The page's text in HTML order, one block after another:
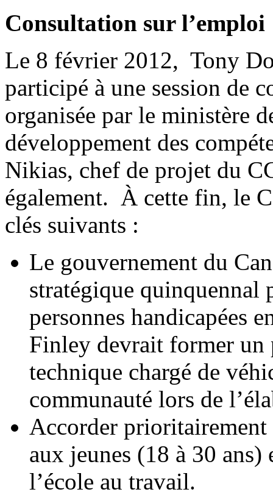
Consultation sur
Le 8 février 2012, Tony
participé à une session de
organisée par le ministère
développement des
Nikias, chef de projet du
également. À cette fin, le
clés suivants :
Le gouvernement du
stratégique quinquennal
personnes handicapées
Finley devrait former
technique chargé de
communauté lors de
Accorder prioritairement
aux jeunes (18 à 30
l’école au travail.